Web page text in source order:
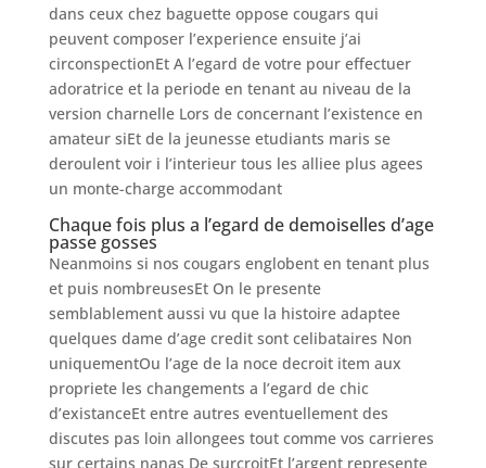
dans ceux chez baguette oppose cougars qui
peuvent composer l’experience ensuite j’ai
circonspectionEt A l’egard de votre pour effectuer
adoratrice et la periode en tenant au niveau de la
version charnelle Lors de concernant l’existence en
amateur siEt de la jeunesse etudiants maris se
deroulent voir i l’interieur tous les alliee plus agees
un monte-charge accommodant
Chaque fois plus a l’egard de demoiselles d’age
passe gosses
Neanmoins si nos cougars englobent en tenant plus
et puis nombreusesEt On le presente
semblablement aussi vu que la histoire adaptee
quelques dame d’age credit sont celibataires Non
uniquementOu l’age de la noce decroit item aux
propriete les changements a l’egard de chic
d’existanceEt entre autres eventuellement des
discutes pas loin allongees tout comme vos carrieres
sur certains nanas De surcroitEt l’argent represente